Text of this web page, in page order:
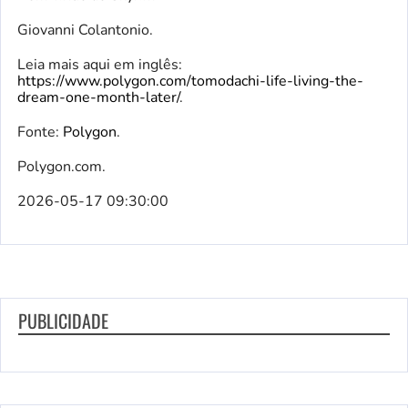
Giovanni Colantonio.
Leia mais aqui em inglês:
https://www.polygon.com/tomodachi-life-living-the-
dream-one-month-later/.
Fonte: Polygon.
Polygon.com.
2026-05-17 09:30:00
PUBLICIDADE